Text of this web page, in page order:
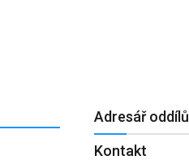
Adresář oddílů
Kontakt